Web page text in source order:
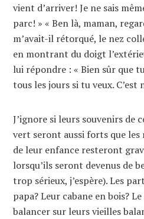
vient d’arriver! Je ne sais
parc! » « Ben là, maman,
m’avait-il rétorqué, le nez
en montrant du doigt
lui répondre : « Bien sûr que
tous les jours si tu veux.
J’ignore si leurs souvenirs de
vert seront aussi forts que les
de leur enfance resteront
lorsqu’ils seront devenus de
trop sérieux, j’espère). Les
papa? Leur cabane en bois?
balancer sur leurs vieilles